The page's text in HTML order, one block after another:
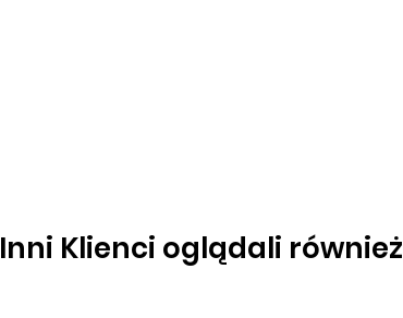
Inni Klienci oglądali również